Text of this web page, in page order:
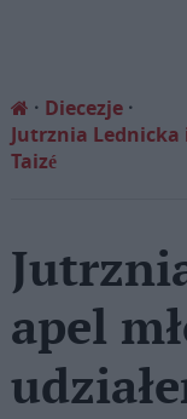
Diecezje
Jutrznia Lednicka
Taizé
apel